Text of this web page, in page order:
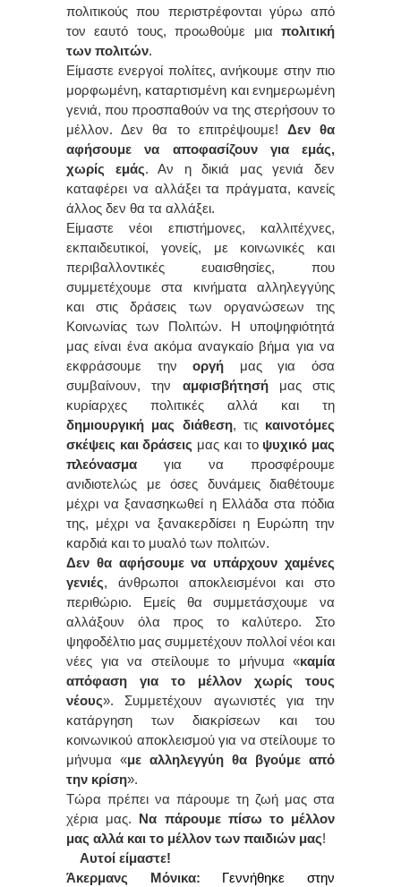
πολιτικούς που περιστρέφονται γύρω από
τον εαυτό τους, προωθούμε μια πολιτική
των πολιτών.
Είμαστε ενεργοί πολίτες, ανήκουμε στην πιο
μορφωμένη, καταρτισμένη και ενημερωμένη
γενιά, που προσπαθούν να της στερήσουν το
μέλλον. Δεν θα το επιτρέψουμε! Δεν θα
αφήσουμε να αποφασίζουν για εμάς,
χωρίς εμάς. Αν η δικιά μας γενιά δεν
καταφέρει να αλλάξει τα πράγματα, κανείς
άλλος δεν θα τα αλλάξει.
Είμαστε νέοι επιστήμονες, καλλιτέχνες,
εκπαιδευτικοί, γονείς, με κοινωνικές και
περιβαλλοντικές ευαισθησίες, που
συμμετέχουμε στα κινήματα αλληλεγγύης
και στις δράσεις των οργανώσεων της
Κοινωνίας των Πολιτών. Η υποψηφιότητά
μας είναι ένα ακόμα αναγκαίο βήμα για να
εκφράσουμε τηνοργή μας για όσα
συμβαίνουν, την αμφισβήτησήμας στις
κυρίαρχες πολιτικές αλλά και τη
δημιουργική μας διάθεση, τις καινοτόμες
σκέψεις και δράσεις μας και το ψυχικό μας
πλεόνασμα για να προσφέρουμε
ανιδιοτελώς με όσες δυνάμεις διαθέτουμε
μέχρι να ξανασηκωθεί η Ελλάδα στα πόδια
της, μέχρι να ξανακερδίσει η Ευρώπη την
καρδιά και το μυαλό των πολιτών.
Δεν θα αφήσουμε να υπάρχουν χαμένες
γενιές, άνθρωποι αποκλεισμένοι και στο
περιθώριο. Εμείς θα συμμετάσχουμε να
αλλάξουν όλα προς το καλύτερο. Στο
ψηφοδέλτιο μας συμμετέχουν πολλοί νέοι και
νέες για να στείλουμε το μήνυμα «καμία
απόφαση για το μέλλον χωρίς τους
νέους». Συμμετέχουν αγωνιστές για την
κατάργηση των διακρίσεων και του
κοινωνικού αποκλεισμού για να στείλουμε το
μήνυμα «με αλληλεγγύη θα βγούμε από
την κρίση».
Τώρα πρέπει να πάρουμε τη ζωή μας στα
χέρια μας.
Να πάρουμε πίσω το μέλλον
μας αλλά και το μέλλον των παιδιών μας!
Αυτοί είμαστε!
Άκερμανς Μόνικα:
Γεννήθηκε στην